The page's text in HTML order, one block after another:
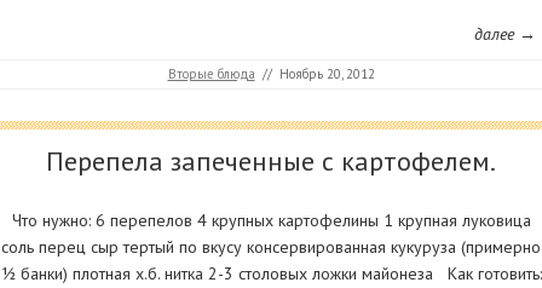
далее →
Вторые блюда // Ноябрь 20, 2012
Перепела запеченные с картофелем.
Что нужно: 6 перепелов 4 крупных картофелины 1 крупная луковица
соль перец сыр тертый по вкусу консервированная кукуруза (примерно
½ банки) плотная х.б. нитка 2-3 столовых ложки майонеза Как готовить: